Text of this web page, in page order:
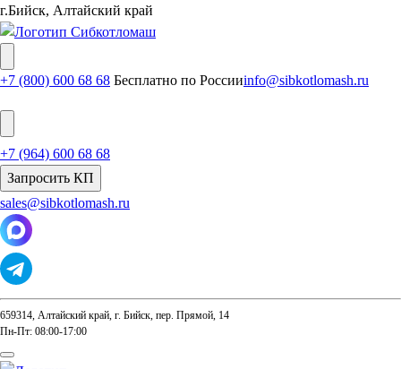
г.Бийск, Алтайский край
+7 (800) 600 68 68 Бесплатно по Россииinfo@sibkotlomash.ru
+7 (964) 600 68 68
Запросить КП
sales@sibkotlomash.ru
659314, Алтайский край, г. Бийск, пер. Прямой, 14
Пн-Пт: 08:00-17:00